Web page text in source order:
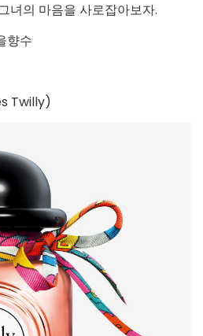
녀의 마음을 사로잡아보자.
향수
Twilly)